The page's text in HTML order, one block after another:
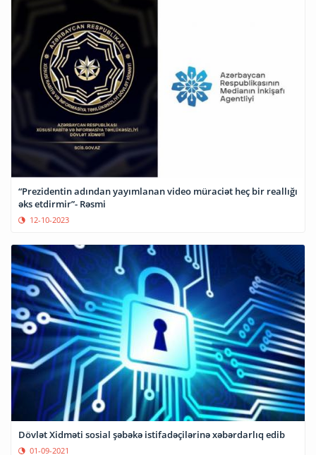
“Prezidentin adından yayımlanan video müraciət heç bir reallığı
əks etdirmir”- Rəsmi
12-10-2023
Dövlət Xidməti sosial şəbəkə istifadəçilərinə xəbərdarlıq edib
01-09-2021